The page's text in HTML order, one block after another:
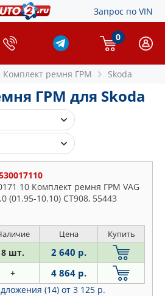
Запрос по VIN
0
Комплект ремня ГРМ Skoda
ГРМ для Skoda
10 Комплект ремня ГРМ VAG
(01.95-10.10) CT908, 55443
Цена Купить
8 шт. 2 640 р.
+ 4 864 р.
(14) от 3 125 р.